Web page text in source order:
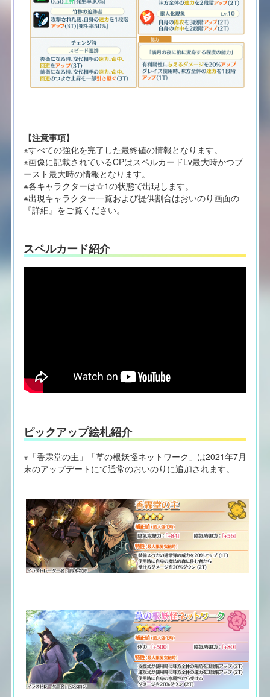
【注意事項】
※すべての強化を完了した最終値の情報となります。
※画像に記載されているCPはスペルカードLv最大時かつブ
ースト最大時の情報となります。
※各キャラクターは☆1の状態で出現します。
※出現キャラクター一覧および提供割合はおいのり画面の
『詳細』をご覧ください。
スペルカード紹介
ピックアップ絵札紹介
※「香霖堂の主」「草の根妖怪ネットワーク」は2021年7月
末のアップデートにて通常のおいのりに追加されます。